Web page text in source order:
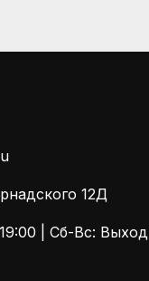
12Д
| Сб-Вс: